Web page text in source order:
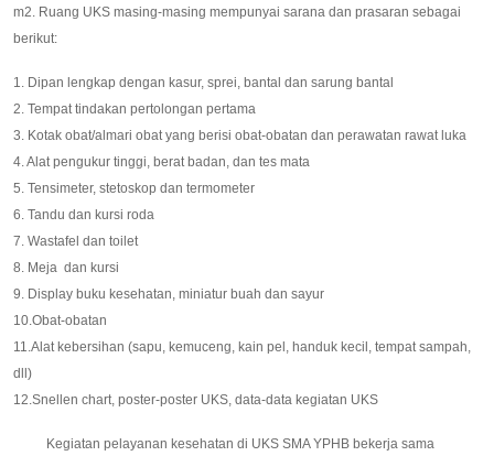
m2. Ruang UKS masing-masing mempunyai sarana dan prasaran sebagai
berikut:
1. Dipan lengkap dengan kasur, sprei, bantal dan sarung bantal
2. Tempat tindakan pertolongan pertama
3. Kotak obat/almari obat yang berisi obat-obatan dan perawatan rawat luka
4. Alat pengukur tinggi, berat badan, dan tes mata
5. Tensimeter, stetoskop dan termometer
6. Tandu dan kursi roda
7. Wastafel dan toilet
8. Meja dan kursi
9. Display buku kesehatan, miniatur buah dan sayur
10.Obat-obatan
11.Alat kebersihan (sapu, kemuceng, kain pel, handuk kecil, tempat sampah,
dll)
12.Snellen chart, poster-poster UKS, data-data kegiatan UKS
Kegiatan pelayanan kesehatan di UKS SMA YPHB bekerja sama